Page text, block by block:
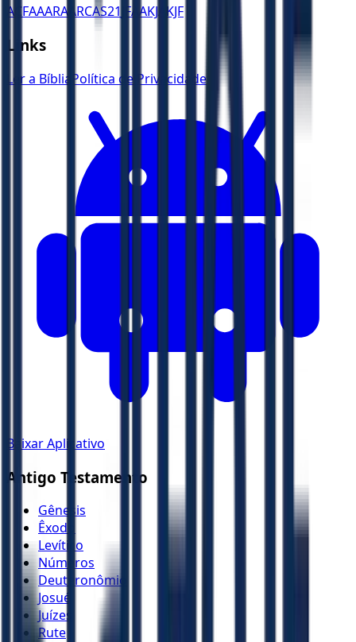
ACFAAARA ARCAS21 JFAAKJA KJF
Links
Ler a Bíblia Política de Privacidade
Baixar Aplicativo
Antigo Testamento
Gênesis
Êxodo
Levítico
Números
Deuteronômio
Josué
Juízes
Rute